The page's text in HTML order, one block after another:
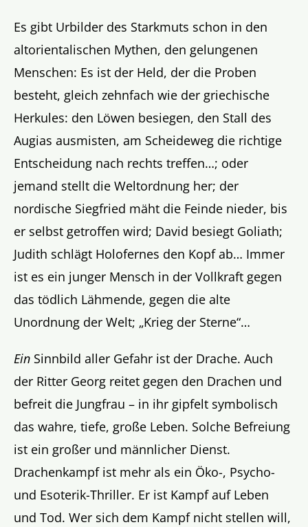
Es gibt Urbilder des Starkmuts schon in den
altorientalischen Mythen, den gelungenen
Menschen: Es ist der Held, der die Proben
besteht, gleich zehnfach wie der griechische
Herkules: den Löwen besiegen, den Stall des
Augias ausmisten, am Scheideweg die richtige
Entscheidung nach rechts treffen…; oder
jemand stellt die Weltordnung her; der
nordische Siegfried mäht die Feinde nieder, bis
er selbst getroffen wird; David besiegt Goliath;
Judith schlägt Holofernes den Kopf ab… Immer
ist es ein junger Mensch in der Vollkraft gegen
das tödlich Lähmende, gegen die alte
Unordnung der Welt; „Krieg der Sterne“…
Ein Sinnbild aller Gefahr ist der Drache. Auch
der Ritter Georg reitet gegen den Drachen und
befreit die Jungfrau – in ihr gipfelt symbolisch
das wahre, tiefe, große Leben. Solche Befreiung
ist ein großer und männlicher Dienst.
Drachenkampf ist mehr als ein Öko-, Psycho-
und Esoterik-Thriller. Er ist Kampf auf Leben
und Tod. Wer sich dem Kampf nicht stellen will,